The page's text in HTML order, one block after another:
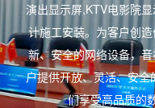
演出显示屏,KTV电影院
计施工安装。为客户创
新、安全的网络设备，
户提供开放、灵活、安
们享受高品质的